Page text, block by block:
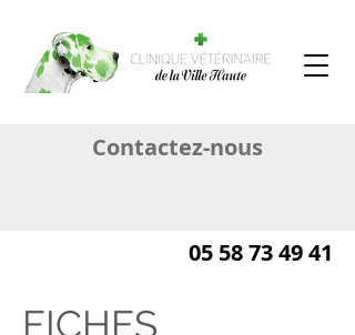
Contactez-nous
05 58 73 49 41
FICHES